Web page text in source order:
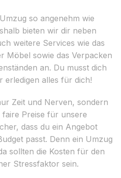
so angenehm wie
bieten wir dir neben
weitere Services wie das
Möbel sowie das Verpacken
an. Du musst dich
erledigen alles für dich!
Zeit und Nerven, sondern
Preise für unsere
dass du ein Angebot
passt. Denn ein Umzug
sollten die Kosten für den
Stressfaktor sein.